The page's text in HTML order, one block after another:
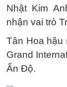
Nhật Kim
nhận vai trò
Tân Hoa hậu
Grand
Ấn Độ.